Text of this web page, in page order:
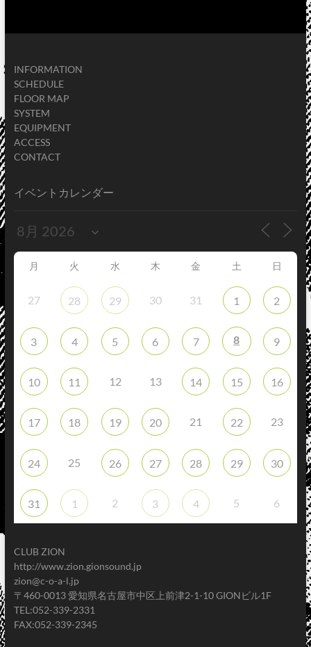
INFORMATION
SCHEDULE
FLOOR MAP
SYSTEM
EQUIPMENT
ACCESS
CONTACT
イベントカレンダー
月 火 水 木 金 土 日
27 28 29 30 31 1 2
3 4 5 6 7 8 9
10 11 12 13 14 15 16
17 18 19 20 21 22 23
24 25 26 27 28 29 30
31 1 2 3 4 5 6
CLUB ZION
http://www.zion.gionsound.jp
zion@c-o-a-l.jp
〒460-0013 愛知県名古屋市中区上前津2-1-10 GIONビル1F
TEL:052-339-2331
FAX:052-339-2345